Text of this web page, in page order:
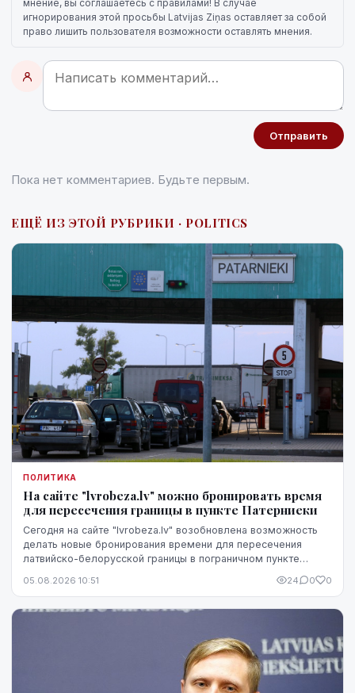
мнение, вы соглашаетесь с правилами! В случае
игнорирования этой просьбы Latvijas Ziņas оставляет за собой
право лишить пользователя возможности оставлять мнения.
Отправить
Пока нет комментариев. Будьте первым.
ЕЩЁ ИЗ ЭТОЙ РУБРИКИ · POLITICS
ПОЛИТИКА
На сайте "lvrobeza.lv" можно бронировать время
для пересечения границы в пункте Патерниеки
Сегодня на сайте "lvrobeza.lv" возобновлена возможность
делать новые бронирования времени для пересечения
латвийско-белорусской границы в пограничном пункте
05.08.2026 10:51 24 0 0